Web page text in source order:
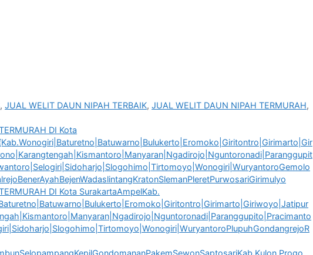
,JUAL WELIT DAUN NIPAH TERBAIK,JUAL WELIT DAUN NIPAH TERMURAH,
DI Kota
DI Kota SurakartaAmpelKab.